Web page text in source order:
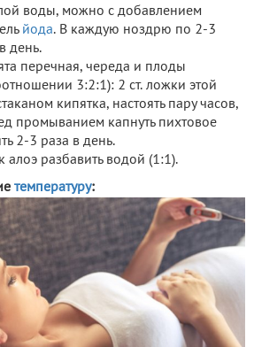
воды, можно с добавлением
йода. В каждую ноздрю по 2-3
день.
перечная, череда и плоды
3:2:1): 2 ст. ложки этой
кипятка, настоять пару часов,
промыванием капнуть пихтовое
2-3 раза в день.
алоэ разбавить водой (1:1).
температуру: